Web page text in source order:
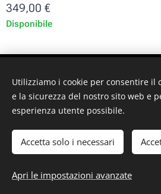
349,00 €
Disponibile
Aggiungi al
10128 - Torino (TO) - P.
© 2024 ST-GARAGE All
Cookies
Utilizziamo i cookie per consentire il
e la sicurezza del nostro sito web e
esperienza utente possibile.
Accetta solo i necessari
Apri le impostazioni avanzate